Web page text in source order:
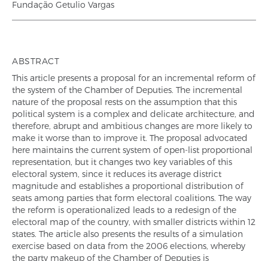
Fundação Getulio Vargas
ABSTRACT
This article presents a proposal for an incremental reform of
the system of the Chamber of Deputies. The incremental
nature of the proposal rests on the assumption that this
political system is a complex and delicate architecture, and
therefore, abrupt and ambitious changes are more likely to
make it worse than to improve it. The proposal advocated
here maintains the current system of open-list proportional
representation, but it changes two key variables of this
electoral system, since it reduces its average district
magnitude and establishes a proportional distribution of
seats among parties that form electoral coalitions. The way
the reform is operationalized leads to a redesign of the
electoral map of the country, with smaller districts within 12
states. The article also presents the results of a simulation
exercise based on data from the 2006 elections, whereby
the party makeup of the Chamber of Deputies is